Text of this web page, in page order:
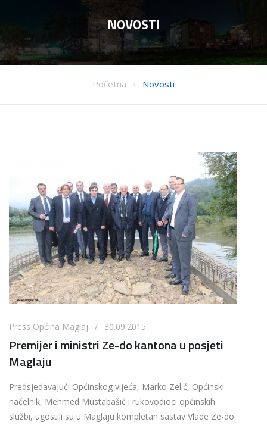
NOVOSTI
Početna Novosti
Press Općina Maglaj / 30.09.2015
Premijer i ministri Ze-do kantona u posjeti
Maglaju
Predsjedavajući Općinskog vijeća, Marko Zelić, Općinski
načelnik, Mehmed Mustabašić i rukovodioci općinskih
službi, ugostili su u Maglaju kompletan sastav Vlade Ze-do